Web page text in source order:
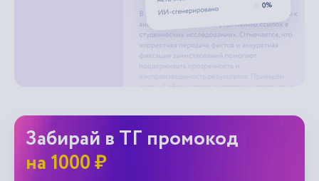
Забирай в ТГ промокод
на 1000 ₽